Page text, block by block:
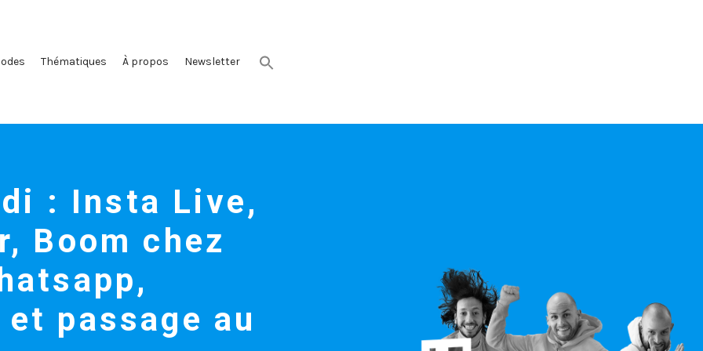
Thématiques À propos Newsletter
: Insta Live,
Boom chez
passage au